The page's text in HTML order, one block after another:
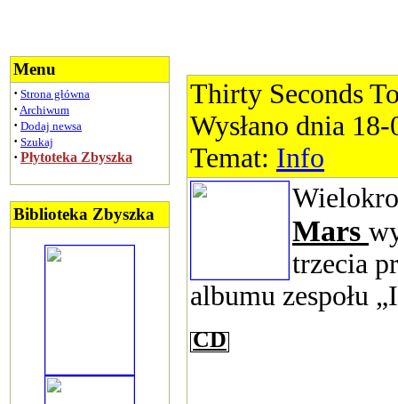
Menu
· Strona główna
· Archiwum
· Dodaj newsa
· Szukaj
· Płytoteka Zbyszka
Biblioteka Zbyszka
Thirty Seconds
Wysłano dnia
Temat: Info
Mars
trzecia
albumu zespołu
CD